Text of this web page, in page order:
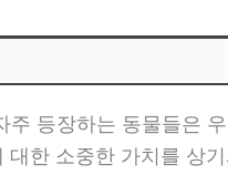
등장하는 동물들은
한 소중한 가치를 상